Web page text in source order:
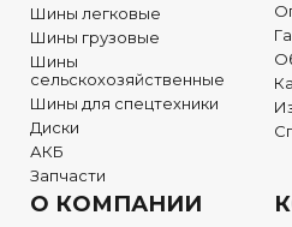
Шины легковые
Шины грузовые
Шины
сельскохозяйственные
Шины для спецтехники
Диски
АКБ
Запчасти
О КОМПАНИИ